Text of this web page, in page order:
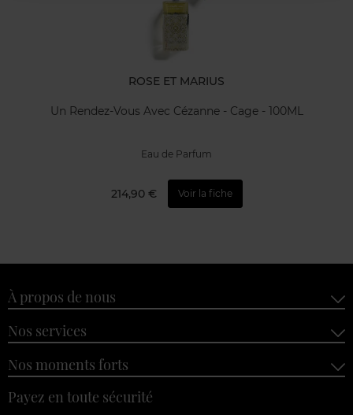
ROSE ET MARIUS
Un Rendez-Vous Avec Cézanne - Cage - 100ML
Eau de Parfum
214,90 € Voir la fiche
À propos de nous
Nos services
Nos moments forts
Payez en toute sécurité